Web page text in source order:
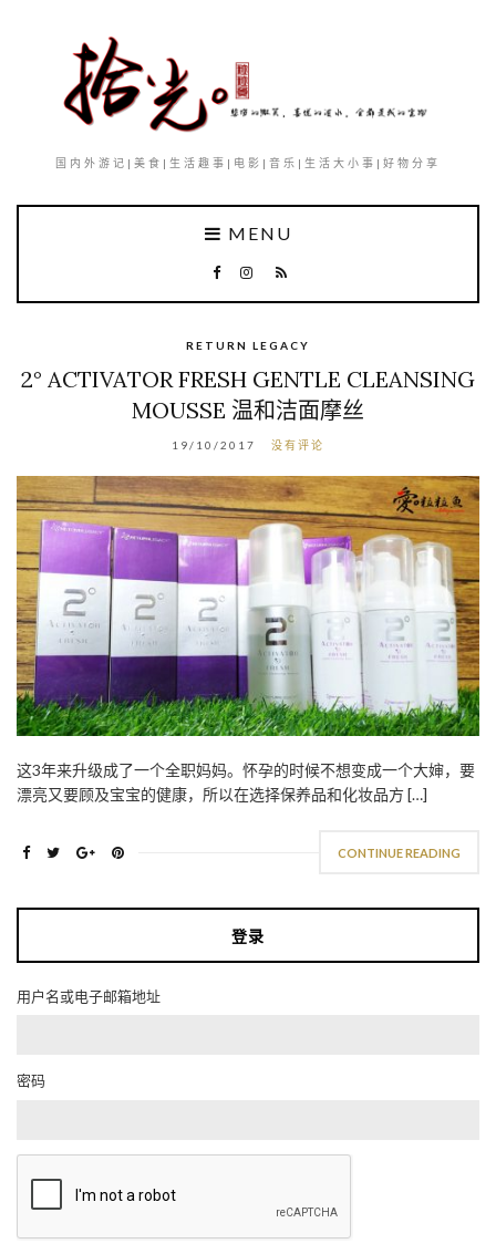
国内外游记|美食|生活趣事|电影|音乐|生活大小事|好物分享
MENU
RETURN LEGACY
2° ACTIVATOR FRESH GENTLE CLEANSING
MOUSSE 温和洁面摩丝
19/10/2017 没有评论
这3年来升级成了一个全职妈妈。怀孕的时候不想变成一个大婶，要
漂亮又要顾及宝宝的健康，所以在选择保养品和化妆品方 […]
CONTINUE READING
登录
用户名或电子邮箱地址
密码